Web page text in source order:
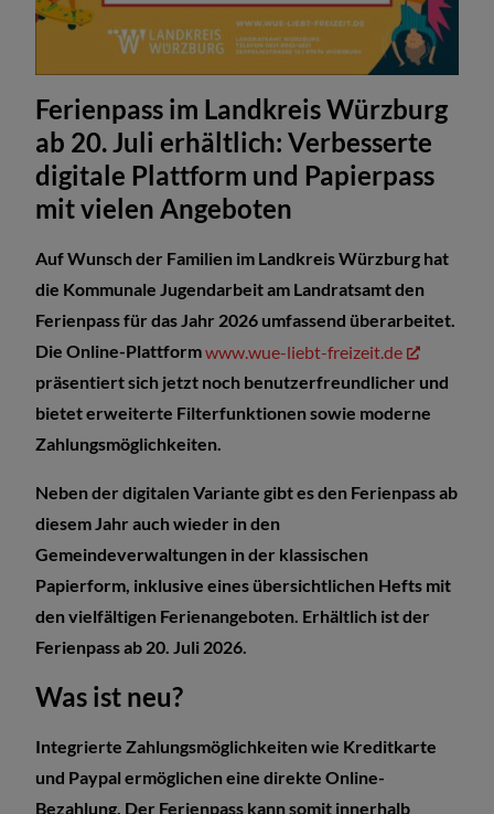
Ferienpass im Landkreis Würzburg
ab 20. Juli erhältlich: Verbesserte
digitale Plattform und Papierpass
mit vielen Angeboten
Auf Wunsch der Familien im Landkreis Würzburg hat
die Kommunale Jugendarbeit am Landratsamt den
Ferienpass für das Jahr 2026 umfassend überarbeitet.
Die Online-Plattformwww.wue-liebt-freizeit.de
präsentiert sich jetzt noch benutzerfreundlicher und
bietet erweiterte Filterfunktionen sowie moderne
Zahlungsmöglichkeiten.
Neben der digitalen Variante gibt es den Ferienpass ab
diesem Jahr auch wieder in den
Gemeindeverwaltungen in der klassischen
Papierform, inklusive eines übersichtlichen Hefts mit
den vielfältigen Ferienangeboten. Erhältlich ist der
Ferienpass ab 20. Juli 2026.
Was ist neu?
Integrierte Zahlungsmöglichkeiten wie Kreditkarte
und Paypal ermöglichen eine direkte Online-
Bezahlung. Der Ferienpass kann somit innerhalb